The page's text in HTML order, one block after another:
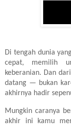
Di tengah dunia
cepat, memilih
keberanian. Dan
datang — bukan
akhirnya hadir
Mungkin caranya
akhir ini kamu